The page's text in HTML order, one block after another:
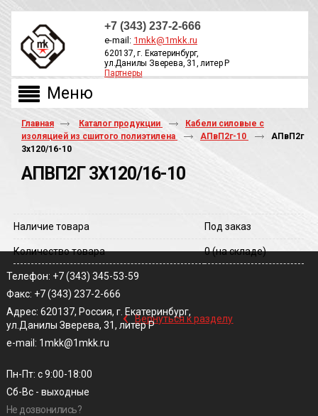
+7 (343) 237-2-666
e-mail: 1mkk@1mkk.ru
620137, г. Екатеринбург,
ул.Данилы Зверева, 31, литер Р
Партнеры
Главная Каталог продукции
Кабели силовые с
изоляцией из сшитого полиэтилена
АПвП2г-10
АПвП2г
3х120/16-10
АПВП2Г 3Х120/16-10
Наличие товара Под заказ
Количество товара 0(на складе)
‹ Вернуться к разделу
Телефон: +7 (343) 345-53-59
Факс: +7 (343) 237-2-666
Адрес: 620137, Россия, г. Екатеринбург,
ул.Данилы Зверева, 31, литер Р
e-mail: 1mkk@1mkk.ru
Пн-Пт: с 9:00-18:00
Сб-Вс - выходные
Не дозвонились?